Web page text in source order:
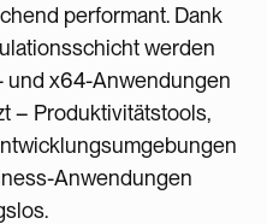
performant. Dank
werden
und x64-Anwendungen
– Produktivitätstools,
Anwendungen